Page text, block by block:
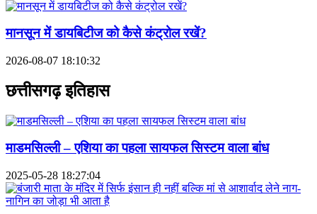
मानसून में डायबिटीज को कैसे कंट्रोल रखें?
2026-08-07 18:10:32
छत्तीसगढ़ इतिहास
माडमसिल्ली – एशिया का पहला सायफल सिस्टम वाला बांध
2025-05-28 18:27:04